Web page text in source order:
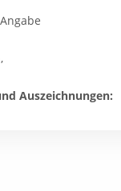
Auszeichnungen: